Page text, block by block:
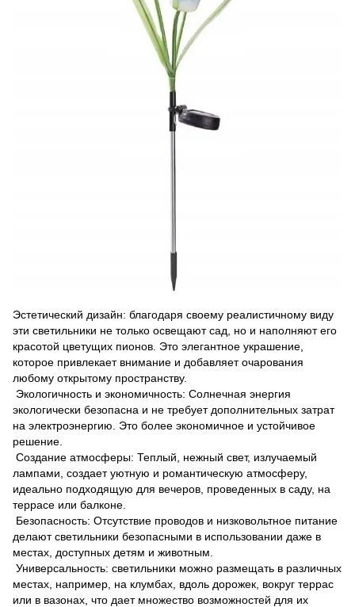
Эстетический дизайн: благодаря своему реалистичному виду
эти светильники не только освещают сад, но и наполняют его
красотой цветущих пионов. Это элегантное украшение,
которое привлекает внимание и добавляет очарования
любому открытому пространству.
Экологичность и экономичность: Солнечная энергия
экологически безопасна и не требует дополнительных затрат
на электроэнергию. Это более экономичное и устойчивое
решение.
Создание атмосферы: Теплый, нежный свет, излучаемый
лампами, создает уютную и романтическую атмосферу,
идеально подходящую для вечеров, проведенных в саду, на
террасе или балконе.
Безопасность: Отсутствие проводов и низковольтное питание
делают светильники безопасными в использовании даже в
местах, доступных детям и животным.
Универсальность: светильники можно размещать в различных
местах, например, на клумбах, вдоль дорожек, вокруг террас
или в вазонах, что дает множество возможностей для их